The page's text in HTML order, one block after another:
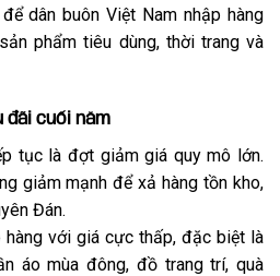
dân buôn Việt Nam nhập hàng
phẩm tiêu dùng, thời trang và
đãi cuối năm
tục là đợt giảm giá quy mô lớn.
giảm mạnh để xả hàng tồn kho,
Đán.
với giá cực thấp, đặc biệt là
áo mùa đông, đồ trang trí, quà